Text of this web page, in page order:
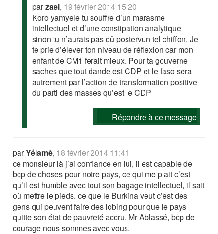
parzael, 19 février 2014 15:20
Koro yamyele tu souffre d’un marasme
intellectuel et d’une constipation analytique
sinon tu n’aurais pas dû postervun tel chiffon. Je
te prie d’élever ton niveau de réflexion car mon
enfant de CM1 ferait mieux. Pour ta gouverne
saches que tout dande est CDP et le faso sera
autrement par l’action de transformation positive
du parti des masses qu’est le CDP
Répondre à ce message
parYélamè, 18 février 2014 11:41
ce monsieur là j’ai confiance en lui, il est capable de
bcp de choses pour notre pays, ce qui me plait c’est
qu’il est humble avec tout son bagage intellectuel, il sait
où mettre le pieds. ce que le Burkina veut c’est des
gens qui peuvent faire des lobing pour que le pays
quitte son état de pauvreté accru. Mr Ablassé, bcp de
courage nous sommes avec vous.